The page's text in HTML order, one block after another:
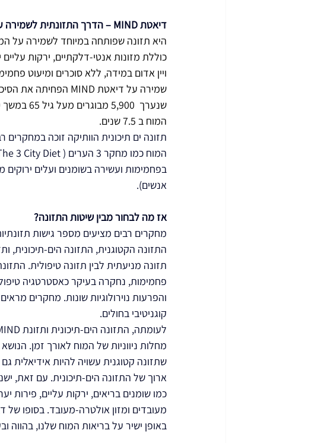
דיאטת MIND – הדרך התזונתית לשמירה על המוח
כוללת מזונות אנטי-דלקתיים, ירקות עליים
ויין אדום במידה, ללא סוכרים ומיעוט
המוח ב 7.5 שנים.
תזונה ים תיכונית הוותיקה זוכה
אנשים).
אז מה לבחור מבין שיטות התזונה?
מחקרים רבים מציעים מספר גישות
תזונה מניעתית לבין תזונה טיפולית.
פחמימות, נחקרה בעיקר כאסטרטגיה
והפרעות נוירולוגיות שונות. מחקרים
קוגניטיבי בחולים.
מחלות ניווניות של המוח לאורך זמן.
שתזונה קטוגנית עשויה להיות אידיאלית
ארוך של התזונה הים-תיכונית. עם זאת,
כמו שומנים בריאים, ירקות עליים, פירות
מעובדים ומזון אולטרה-מעובד. בסופו של
באופן ישיר על בריאות המוח שלנו, בהווה